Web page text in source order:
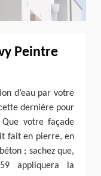
Peintre
d’eau par votre
dernière pour
votre façade
fait en pierre, en
; sachez que,
appliquera la